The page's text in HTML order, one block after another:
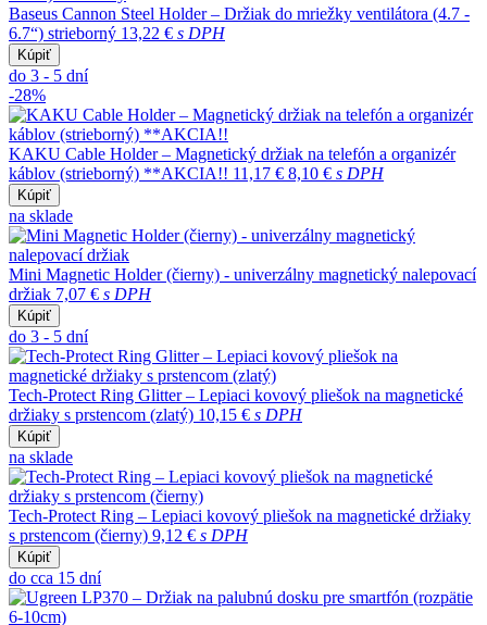
Baseus Cannon Steel Holder – Držiak do mriežky ventilátora (4.7 -
6.7“) strieborný 13,22 € s DPH
Kúpiť
do 3 - 5 dní
-28%
KAKU Cable Holder – Magnetický držiak na telefón a organizér
káblov (strieborný) **AKCIA!! 11,17 € 8,10 € s DPH
Kúpiť
na sklade
Mini Magnetic Holder (čierny) - univerzálny magnetický nalepovací
držiak 7,07 € s DPH
Kúpiť
do 3 - 5 dní
Tech-Protect Ring Glitter – Lepiaci kovový pliešok na magnetické
držiaky s prstencom (zlatý) 10,15 € s DPH
Kúpiť
na sklade
Tech-Protect Ring – Lepiaci kovový pliešok na magnetické držiaky
s prstencom (čierny) 9,12 € s DPH
Kúpiť
do cca 15 dní